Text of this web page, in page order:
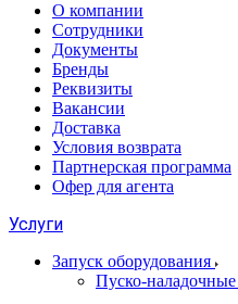
О компании
Сотрудники
Документы
Бренды
Реквизиты
Вакансии
Доставка
Условия возврата
Партнерская программа
Офер для агента
Услуги
Запуск оборудования
Пуско-